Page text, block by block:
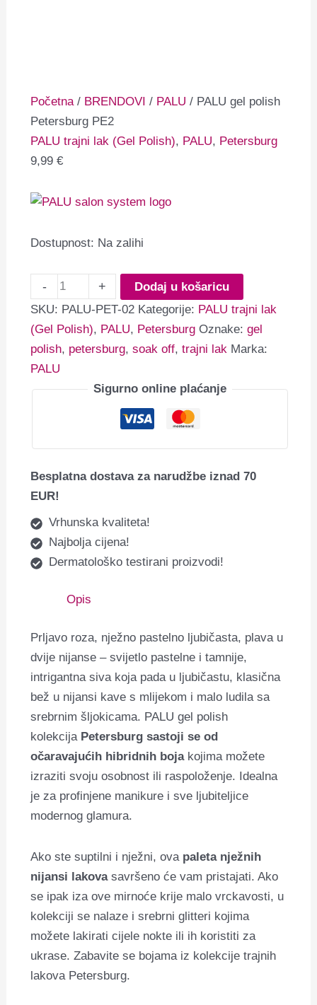
Početna / BRENDOVI / PALU / PALU gel polish
Petersburg PE2
PALU trajni lak (Gel Polish), PALU, Petersburg
9,99€
Dostupnost: Na zalihi
- +
Dodaj u košaricu
SKU: PALU-PET-02 Kategorije: PALU trajni lak
(Gel Polish), PALU, Petersburg Oznake:gel
polish, petersburg,soak off,trajni lak Marka:
PALU
Sigurno online plaćanje
Besplatna dostava za narudžbe iznad 70
EUR!
Vrhunska kvaliteta!
Najbolja cijena!
Dermatološko testirani proizvodi!
Opis
Prljavo roza, nježno pastelno ljubičasta, plava u
dvije nijanse – svijetlo pastelne i tamnije,
intrigantna siva koja pada u ljubičastu, klasična
bež u nijansi kave s mlijekom i malo ludila sa
srebrnim šljokicama. PALU gel polish
kolekcija Petersburg sastoji se od
očaravajućih hibridnih bojakojima možete
izraziti svoju osobnost ili raspoloženje. Idealna
je za profinjene manikure i sve ljubiteljice
modernog glamura.
Ako ste suptilni i nježni, ova paleta nježnih
nijansi lakovasavršeno će vam pristajati. Ako
se ipak iza ove mirnoće krije malo vrckavosti, u
kolekciji se nalaze i srebrni glitteri kojima
možete lakirati cijele nokte ili ih koristiti za
ukrase. Zabavite se bojama iz kolekcije trajnih
lakova Petersburg.